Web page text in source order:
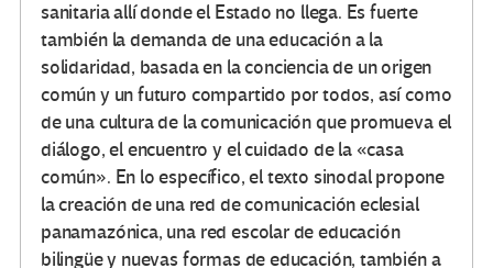
sanitaria allí donde el Estado no llega. Es fuerte
también la demanda de una educación a la
solidaridad, basada en la conciencia de un origen
común y un futuro compartido por todos, así como
de una cultura de la comunicación que promueva el
diálogo, el encuentro y el cuidado de la «casa
común». En lo específico, el texto sinodal propone
la creación de una red de comunicación eclesial
panamazónica, una red escolar de educación
bilingüe y nuevas formas de educación, también a